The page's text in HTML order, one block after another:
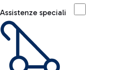
Assistenze speciali